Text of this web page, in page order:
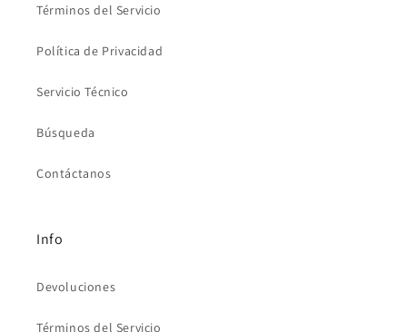
Términos del Servicio
Política de Privacidad
Servicio Técnico
Búsqueda
Contáctanos
Info
Devoluciones
Términos del Servicio